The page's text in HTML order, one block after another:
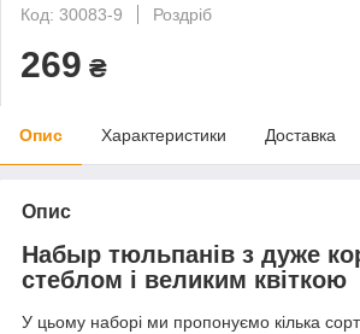
Код: 30083-9
Роздріб
269 ₴
Опис Характеристики Доставка
Опис
Набыр тюльпанів з дуже
стеблом і великим квіткою
У цьому наборі ми пропонуємо кілька